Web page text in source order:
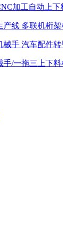
多联机桁
汽车配件